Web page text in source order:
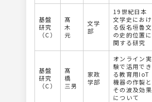
基盤
研究
（C）
髙
木
元
文学
部
19世紀日本
文学史におけ
る仮名垣魯文
の史的位置に
関する研究
基盤
研究
（C）
髙
橋
三男
家政
学部
オンライン実
験で活用でき
る教育用IoT
機器の作製と
その波及効果
について